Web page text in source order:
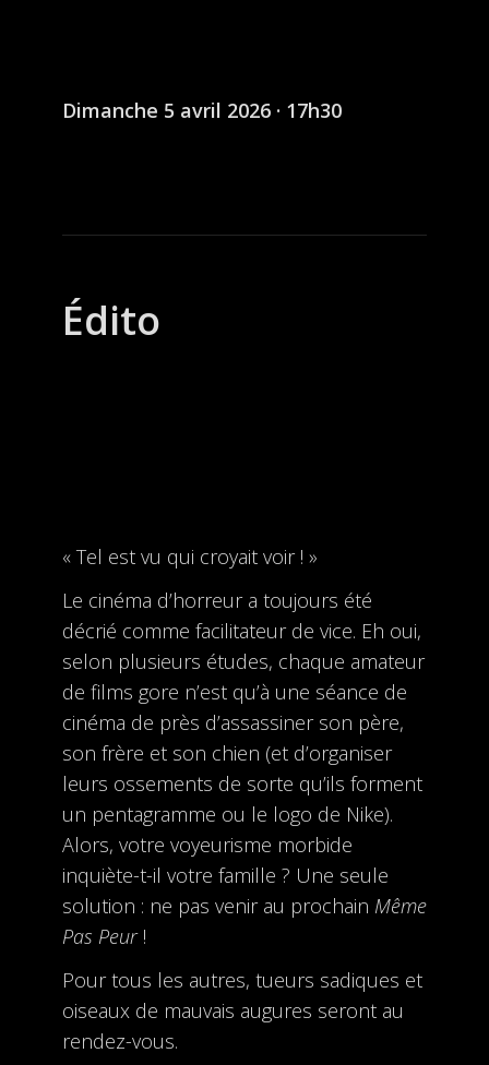
Dimanche 5 avril 2026 · 17h30
Édito
« Tel est vu qui croyait voir ! »
Le cinéma d’horreur a toujours été
décrié comme facilitateur de vice. Eh oui,
selon plusieurs études, chaque amateur
de films gore n’est qu’à une séance de
cinéma de près d’assassiner son père,
son frère et son chien (et d’organiser
leurs ossements de sorte qu’ils forment
un pentagramme ou le logo de Nike).
Alors, votre voyeurisme morbide
inquiète-t-il votre famille ? Une seule
solution : ne pas venir au prochain Même
Pas Peur!
Pour tous les autres, tueurs sadiques et
oiseaux de mauvais augures seront au
rendez-vous.